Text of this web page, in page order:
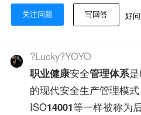
关注问题 写回答 好
?Lucky?YOYO
职业健康安全管理体系
的现代安全生产管理模
ISO14001等一样被称为